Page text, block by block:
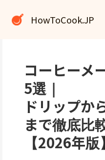
HowToCook.JP
コーヒーメ
5選｜
ドリップか
まで徹底比
【2026年版】